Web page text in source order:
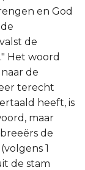
en God
de
Het woord
de
terecht
heeft, is
maar
de
1
de stam